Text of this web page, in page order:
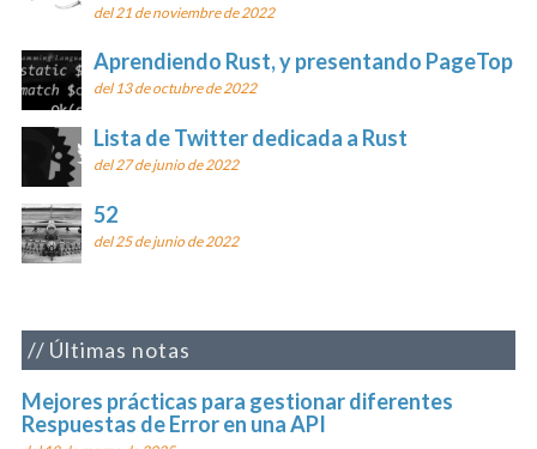
del 21 de noviembre de 2022
Aprendiendo Rust, y presentando PageTop
del 13 de octubre de 2022
Lista de Twitter dedicada a Rust
del 27 de junio de 2022
52
del 25 de junio de 2022
Últimas notas
Mejores prácticas para gestionar diferentes
Respuestas de Error en una API